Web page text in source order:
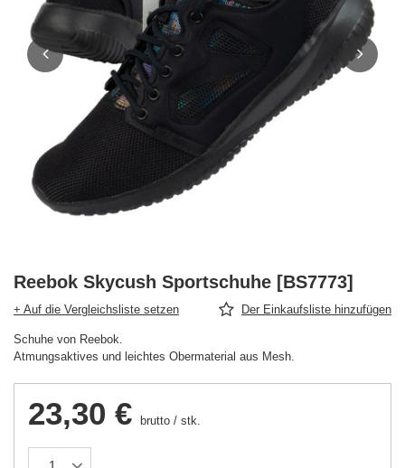
Reebok Skycush Sportschuhe [BS7773]
+ Auf die Vergleichsliste setzen Der Einkaufsliste hinzufügen
Schuhe von Reebok.
Atmungsaktives und leichtes Obermaterial aus Mesh.
23,30 € brutto / stk.